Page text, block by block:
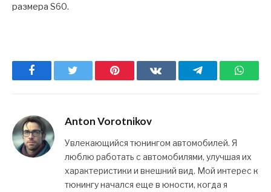
размера S60.
Facebook Pinterest ВКонтактеTelegram
Anton Vorotnikov
Увлекающийся тюнингом автомобилей. Я
люблю работать с автомобилями, улучшая их
характеристики и внешний вид. Мой интерес к
тюнингу начался еще в юности, когда я